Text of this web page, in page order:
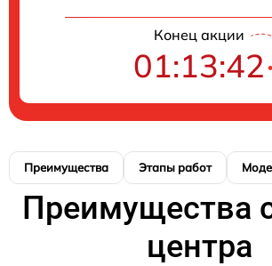
Конец акции
01:13:41
Преимущества Этапы работ
Преимущества
центра